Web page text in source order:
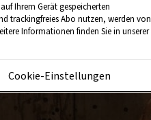
Ihrem Gerät gespeicherten
trackingfreies Abo nutzen, werden von
Informationen finden Sie in unserer
Cookie-Einstellungen